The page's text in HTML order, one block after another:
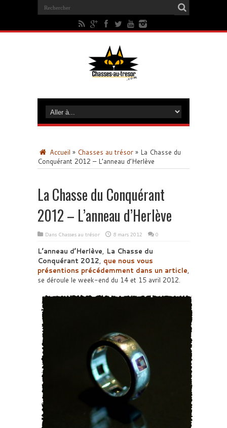
Accueil » Chasses au trésor » La Chasse du
Conquérant 2012 – L’anneau d’Herlève
La Chasse du Conquérant
2012 – L’anneau d’Herlève
Dans Chasses au trésor 8 mars 2012 0
L’anneau d’Herlève, La Chasse du
Conquérant 2012, que nous vous
présentions précédemment dans un article,
se déroule le week-end du 14 et 15 avril 2012.